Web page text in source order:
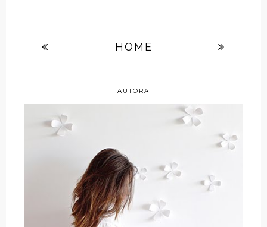
HOME
AUTORA